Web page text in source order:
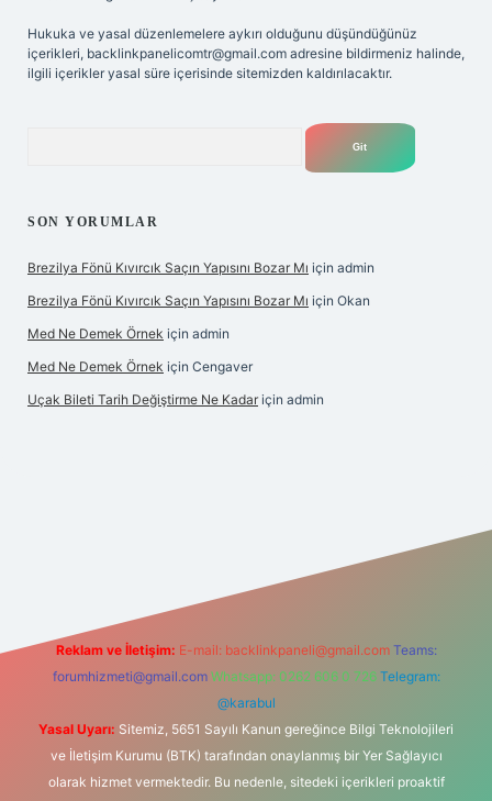
Hukuka ve yasal düzenlemelere aykırı olduğunu düşündüğünüz
içerikleri, backlinkpanelicomtr@gmail.com adresine bildirmeniz halinde,
ilgili içerikler yasal süre içerisinde sitemizden kaldırılacaktır.
SON YORUMLAR
Brezilya Fönü Kıvırcık Saçın Yapısını Bozar Mı için admin
Brezilya Fönü Kıvırcık Saçın Yapısını Bozar Mı için Okan
Med Ne Demek Örnek için admin
Med Ne Demek Örnek için Cengaver
Uçak Bileti Tarih Değiştirme Ne Kadar için admin
Reklam ve İletişim: E-mail: backlinkpaneli@gmail.com Teams:
forumhizmeti@gmail.com Whatsapp: 0262 606 0 726 Telegram:
@karabul
Yasal Uyarı: Sitemiz, 5651 Sayılı Kanun gereğince Bilgi Teknolojileri
ve İletişim Kurumu (BTK) tarafından onaylanmış bir Yer Sağlayıcı
olarak hizmet vermektedir. Bu nedenle, sitedeki içerikleri proaktif